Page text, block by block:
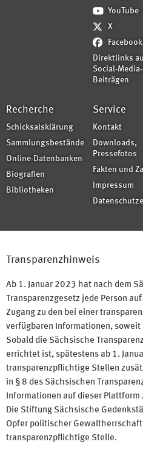
YouTube
X
Facebook
Direktlinks
Social-Media-
Beiträgen
Recherche
Schicksalsklärung
Sammlungsbestände
Online-Datenbanken
Biografien
Bibliotheken
Service
Kontakt
Downloads,
Pressefotos
Fakten und
Impressum
Transparenzhinweis
Ab 1. Januar 2023 hat nach dem
Transparenzgesetz jede Person
Zugang zu den bei einer
verfügbaren Informationen,
Sobald die Sächsische
errichtet ist, spätestens ab 1.
transparenzpflichtige Stellen
in § 8 des Sächsischen
Informationen auf dieser
Die Stiftung Sächsische
Opfer politischer
transparenzpflichtige Stelle.